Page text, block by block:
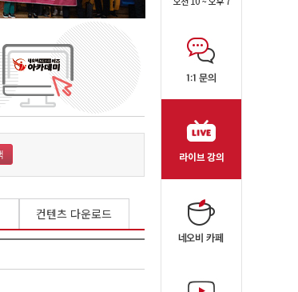
컨텐츠 다운로드